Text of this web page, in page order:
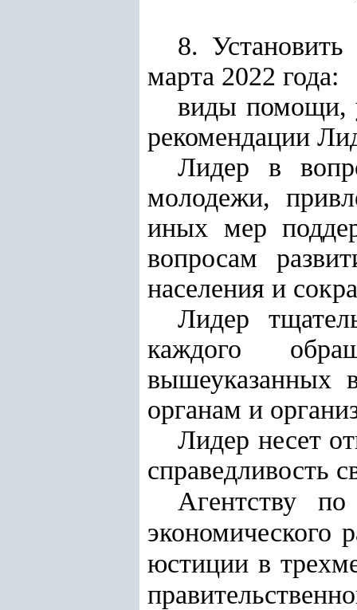
8.
марта 2022 года:
виды помощи,
рекомендации
Лидер в
молодежи,
иных мер
вопросам
населения и
Лидер
каждого
вышеуказанных
органам и
Лидер несет
справедливость
Агентству
экономического
юстиции в